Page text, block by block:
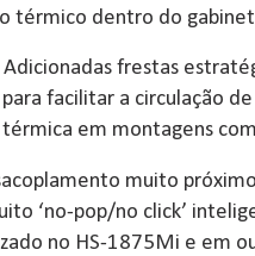
térmico dentro do
Adicionadas frestas
para facilitar a circulação
térmica em montagens
muito
‘no-pop/no click’
no HS-1875Mi e em